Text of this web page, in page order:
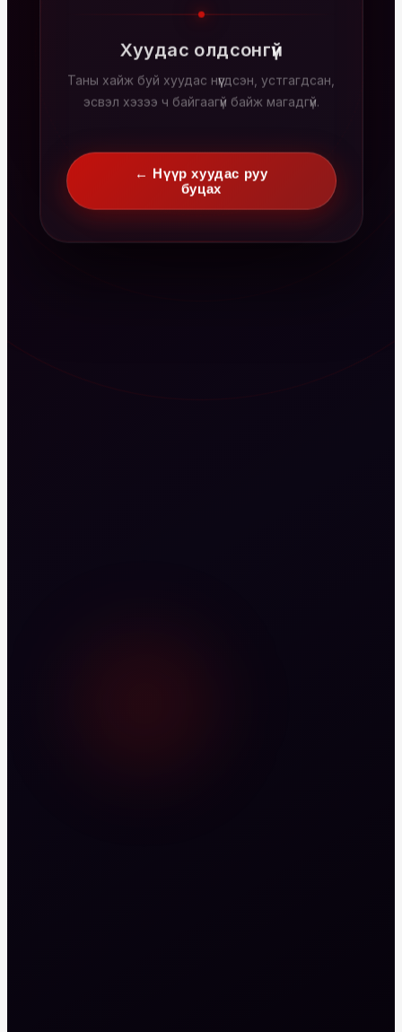
Хуудас олдсонгүй
Таны хайж буй хуудас нүүгдсэн, устгагдсан,
эсвэл хэзээ ч байгаагүй байж магадгүй.
← Нүүр хуудас руу
буцах